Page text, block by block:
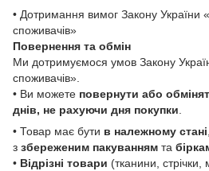
• Дотримання вимог Закону України
споживачів»
Повернення та обмін
Ми дотримуємося умов Закону
споживачів».
• Ви можете повернути або
днів, не рахуючи дня покупки
• Товар має бути в належному стані
з збереженим пакуванням та
• Відрізні товари (тканини,